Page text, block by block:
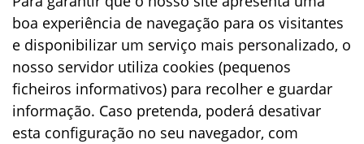
boa experiência de navegação para os visitantes
e disponibilizar um serviço mais personalizado, o
nosso servidor utiliza cookies (pequenos
ficheiros informativos) para recolher e guardar
informação. Caso pretenda, poderá desativar
esta configuração no seu navegador, com